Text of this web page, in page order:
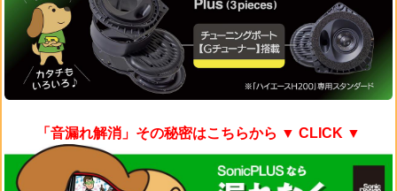
「音漏れ解消」その秘密はこちらから ▼ CLICK ▼